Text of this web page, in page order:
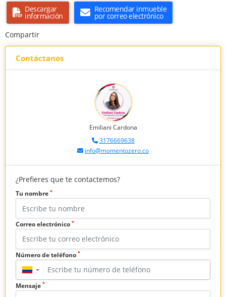
Descargar
información
Recomendar inmueble
por correo electrónico
Compartir
Contáctanos
Emiliani Cardona
3176669638
info@momentozero.co
¿Prefieres que te contactemos?
Tu nombre *
Correo electrónico *
Número de teléfono *
▼
Mensaje *